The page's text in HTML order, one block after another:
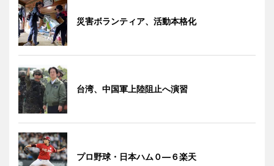
災害ボランティア、活動本格化
台湾、中国軍上陸阻止へ演習
プロ野球・日本ハム０―６楽天